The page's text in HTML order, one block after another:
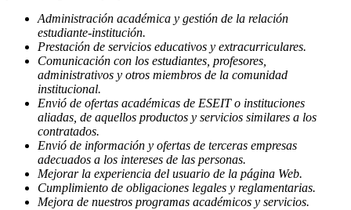
Administración académica y gestión de la relación
estudiante-institución.
Prestación de servicios educativos y extracurriculares.
Comunicación con los estudiantes, profesores,
administrativos y otros miembros de la comunidad
institucional.
Envió de ofertas académicas de ESEIT o instituciones
aliadas, de aquellos productos y servicios similares a los
contratados.
Envió de información y ofertas de terceras empresas
adecuados a los intereses de las personas.
Mejorar la experiencia del usuario de la página Web.
Cumplimiento de obligaciones legales y reglamentarias.
Mejora de nuestros programas académicos y servicios.